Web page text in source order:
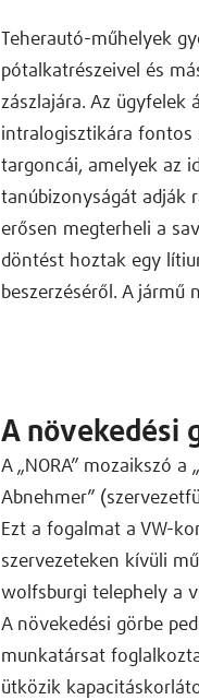
Teherautó-műhelyek
pótalkatrészeivel és
zászlajára. Az ügyfelek
intralogisztikára fontos
targoncái, amelyek az
tanúbizonyságát adják
erősen megterheli a
döntést hoztak egy
beszerzéséről. A jármű
A növekedési
A „NORA” mozaikszó
Abnehmer”
Ezt a fogalmat a VW-
szervezeteken kívüli
wolfsburgi telephely a
A növekedési görbe
munkatársat
ütközik